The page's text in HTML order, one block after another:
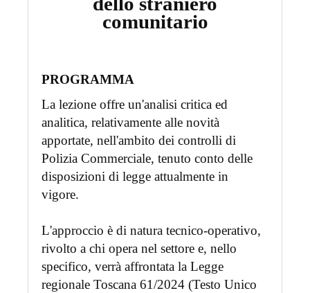
comunitario
PROGRAMMA
La lezione offre un'analisi critica ed
analitica, relativamente alle novità
apportate, nell'ambito dei controlli di
Polizia Commerciale, tenuto conto delle
disposizioni di legge attualmente in
vigore.
L'approccio è di natura tecnico-operativo,
rivolto a chi opera nel settore e, nello
specifico, verrà affrontata la Legge
regionale Toscana 61/2024 (Testo Unico